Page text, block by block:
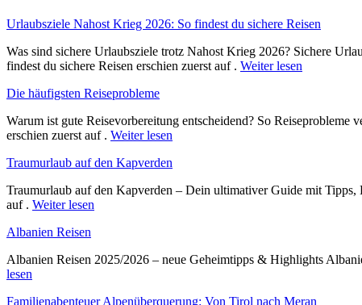
Urlaubsziele Nahost Krieg 2026: So findest du sichere Reisen
Was sind sichere Urlaubsziele trotz Nahost Krieg 2026? Sichere
findest du sichere Reisen erschien zuerst auf . Weiter lesen
Die häufigsten Reiseprobleme
Warum ist gute Reisevorbereitung entscheidend? So
erschien zuerst auf . Weiter lesen
Traumurlaub auf den Kapverden
Traumurlaub auf den Kapverden – Dein ultimativer Guide mit
auf . Weiter lesen
Albanien Reisen
Albanien Reisen 2025/2026 – neue Geheimtipps & Highlights
lesen
Familienabenteuer Alpenüberquerung: Von Tirol nach Meran